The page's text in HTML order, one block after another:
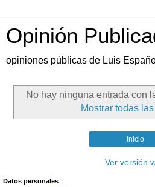
Opinión
opiniones públicas de Luis
No hay ninguna entrada con
Mostrar todas
Inicio
Ver versión
Datos personales